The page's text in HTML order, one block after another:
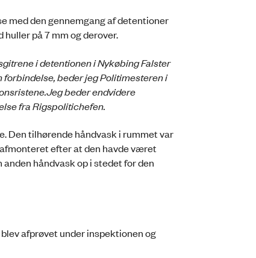
med den gennemgang af detentioner
på 7 mm og derover.
i detentionen i Nykøbing Falster
forbindelse, beder jeg Politimesteren i
Jeg beder endvidere
fra Rigspolitichefen.
Den tilhørende håndvask i rummet var
efter at den havde været
håndvask op i stedet for den
afprøvet under inspektionen og